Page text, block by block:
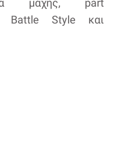
Battle Style και